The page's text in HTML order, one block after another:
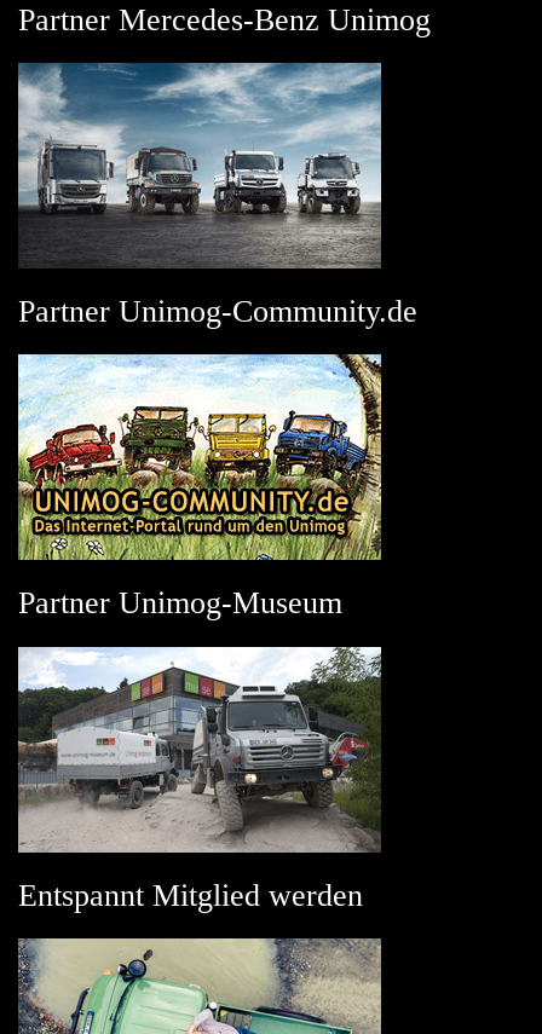
Partner Mercedes-Benz Unimog
Partner Unimog-Community.de
Partner Unimog-Museum
Entspannt Mitglied werden